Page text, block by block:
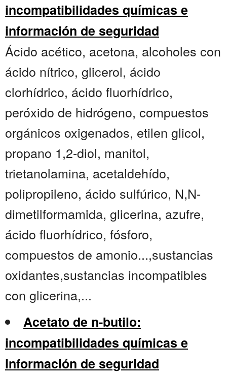
incompatibilidades químicas e
información de seguridad
Ácido acético, acetona, alcoholes con
ácido nítrico, glicerol, ácido
clorhídrico, ácido fluorhídrico,
peróxido de hidrógeno, compuestos
orgánicos oxigenados, etilen glicol,
propano 1,2-diol, manitol,
trietanolamina, acetaldehído,
polipropileno, ácido sulfúrico, N,N-
dimetilformamida, glicerina, azufre,
ácido fluorhídrico, fósforo,
compuestos de amonio...,sustancias
oxidantes,sustancias incompatibles
con glicerina,...
Acetato de n-butilo:
incompatibilidades químicas e
información de seguridad